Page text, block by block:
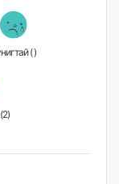
Гунигтай ()
Үзэн ядмаар (2)